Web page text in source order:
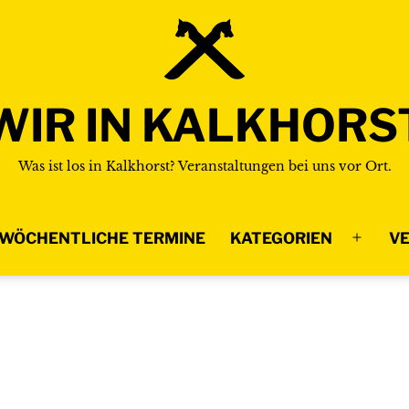
IN
Was ist los in Kalkhorst? Veranstaltungen bei uns vor Ort.
TERMINE KATEGORIEN
Menü